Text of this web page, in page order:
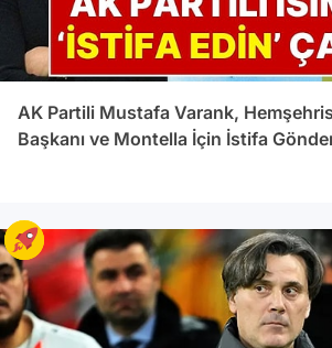
AK Partili Mustafa Varank,
Başkanı ve Montella İçin İstifa